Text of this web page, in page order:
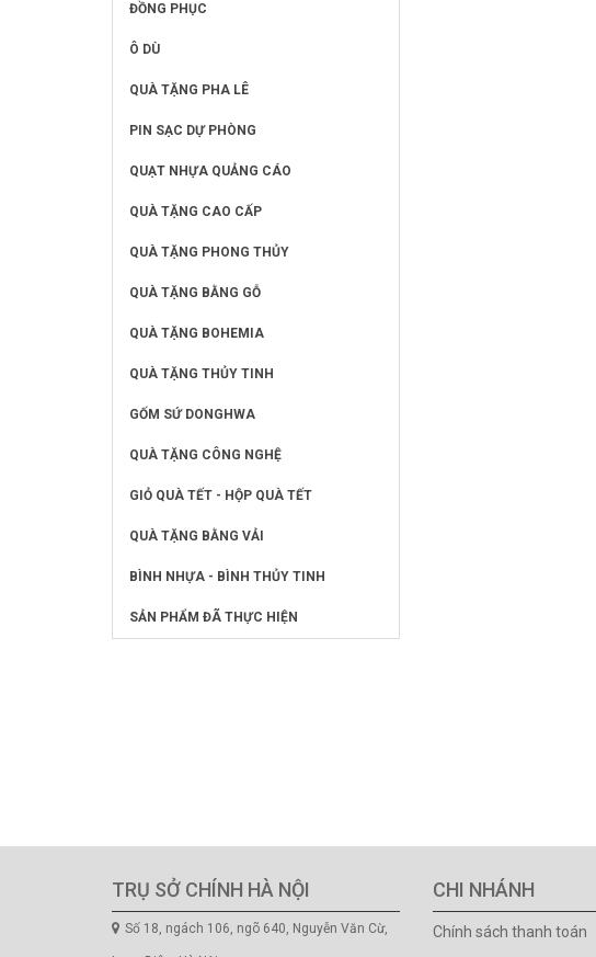
ĐỒNG PHỤC
Ô DÙ
QUÀ TẶNG PHA LÊ
PIN SẠC DỰ PHÒNG
QUẠT NHỰA QUẢNG CÁO
QUÀ TẶNG CAO CẤP
QUÀ TẶNG PHONG THỦY
QUÀ TẶNG BẰNG GỖ
QUÀ TẶNG BOHEMIA
QUÀ TẶNG THỦY TINH
GỐM SỨ DONGHWA
QUÀ TẶNG CÔNG NGHỆ
GIỎ QUÀ TẾT - HỘP QUÀ TẾT
QUÀ TẶNG BẰNG VẢI
BÌNH NHỰA - BÌNH THỦY TINH
SẢN PHẨM ĐÃ THỰC HIỆN
TRỤ SỞ CHÍNH HÀ NỘI
Số 18, ngách 106, ngõ 640, Nguyễn Văn Cừ,
CHI NHÁNH
Chính sách thanh toán